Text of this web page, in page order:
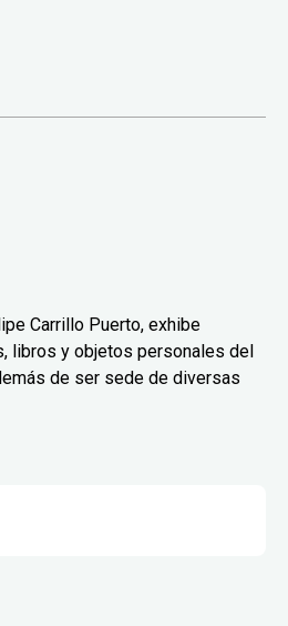
Carrillo Puerto, exhibe
libros y objetos personales del
de ser sede de diversas